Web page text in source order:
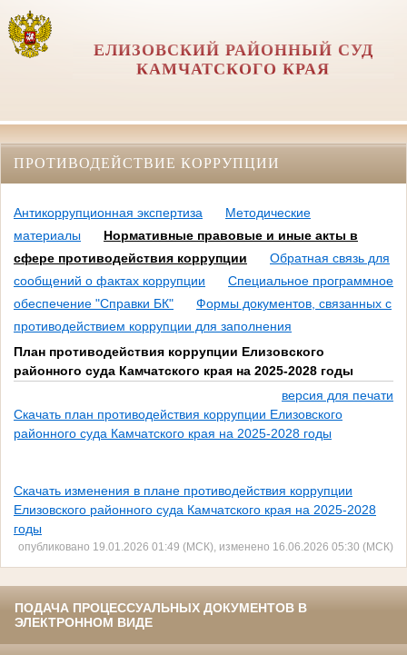
ЕЛИЗОВСКИЙ РАЙОННЫЙ СУД
КАМЧАТСКОГО КРАЯ
ПРОТИВОДЕЙСТВИЕ КОРРУПЦИИ
Антикоррупционная экспертиза
Методические
материалы
Нормативные правовые и иные акты в
сфере противодействия коррупции
Обратная связь для
сообщений о фактах коррупции
Специальное программное
обеспечение "Справки БК"
Формы документов, связанных с
противодействием коррупции для заполнения
План противодействия коррупции Елизовского
районного суда Камчатского края на 2025-2028 годы
версия для печати
Скачать план противодействия коррупции Елизовского
районного суда Камчатского края на 2025-2028 годы
Скачать изменения в плане противодействия коррупции
Елизовского районного суда Камчатского края на 2025-2028
годы
опубликовано 19.01.2026 01:49 (МСК), изменено 16.06.2026 05:30 (МСК)
ПОДАЧА ПРОЦЕССУАЛЬНЫХ ДОКУМЕНТОВ В
ЭЛЕКТРОННОМ ВИДЕ